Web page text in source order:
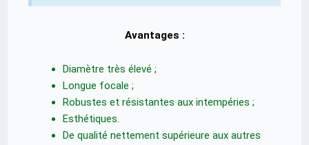
Avantages :
Diamètre très élevé ;
Longue focale ;
Robustes et résistantes aux intempéries ;
Esthétiques.
De qualité nettement supérieure aux autres